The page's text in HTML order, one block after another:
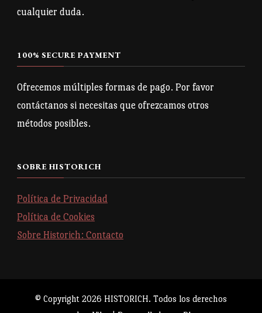
cualquier duda.
100% SECURE PAYMENT
Ofrecemos múltiples formas de pago. Por favor
contáctanos si necesitas que ofrezcamos otros
métodos posibles.
SOBRE HISTORICH
Política de Privacidad
Política de Cookies
Sobre Historich: Contacto
© Copyright 2026 HISTORICH. Todos los derechos